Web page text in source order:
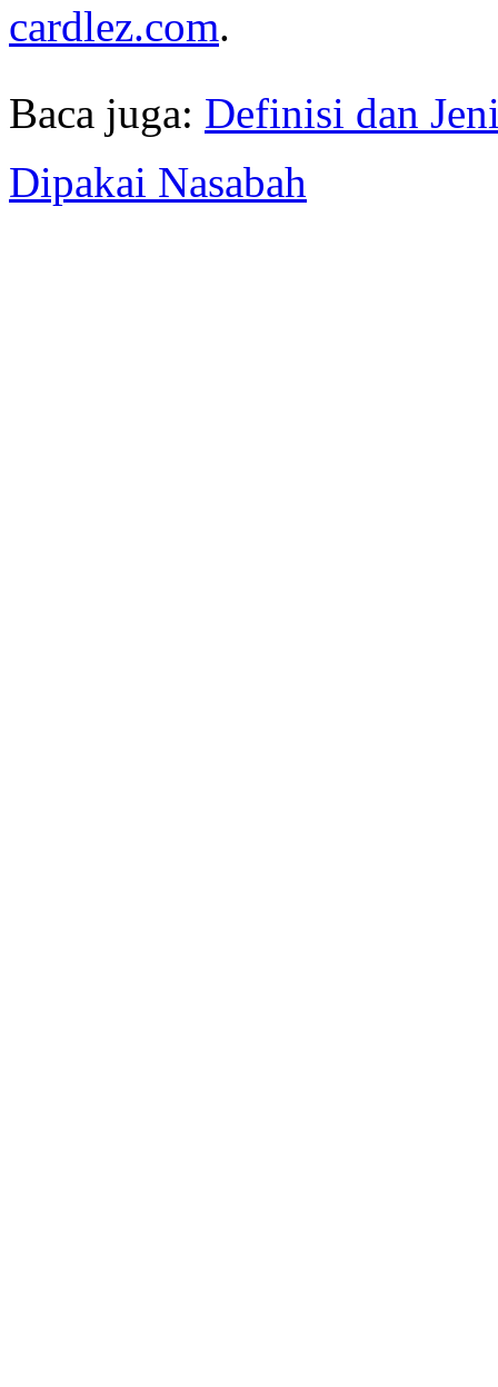
cardlez.com.
Baca juga: Definisi dan
Dipakai Nasabah